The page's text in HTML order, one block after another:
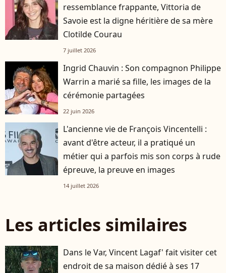
ressemblance frappante, Vittoria de
Savoie est la digne héritière de sa mère
Clotilde Courau
7 juillet 2026
Ingrid Chauvin : Son compagnon Philippe
Warrin a marié sa fille, les images de la
cérémonie partagées
22 juin 2026
L'ancienne vie de François Vincentelli :
avant d'être acteur, il a pratiqué un
métier qui a parfois mis son corps à rude
épreuve, la preuve en images
14 juillet 2026
Les articles similaires
Dans le Var, Vincent Lagaf' fait visiter cet
endroit de sa maison dédié à ses 17